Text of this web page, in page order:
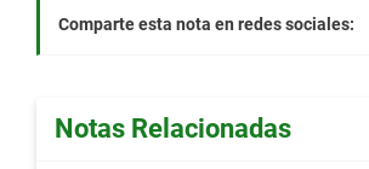
Comparte esta nota en redes sociales:
Notas Relacionadas